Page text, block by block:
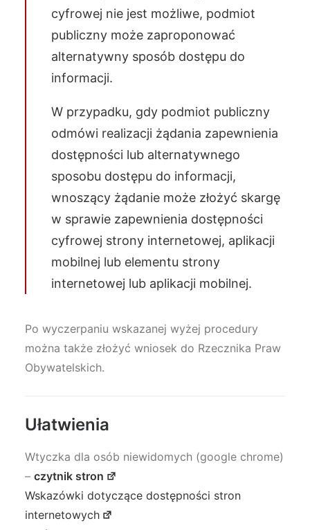
cyfrowej nie jest możliwe, podmiot
publiczny może zaproponować
alternatywny sposób dostępu do
informacji.
W przypadku, gdy podmiot publiczny
odmówi realizacji żądania zapewnienia
dostępności lub alternatywnego
sposobu dostępu do informacji,
wnoszący żądanie może złożyć skargę
w sprawie zapewnienia dostępności
cyfrowej strony internetowej, aplikacji
mobilnej lub elementu strony
internetowej lub aplikacji mobilnej.
Po wyczerpaniu wskazanej wyżej procedury
można także złożyć wniosek do Rzecznika Praw
Obywatelskich.
Ułatwienia
Wtyczka dla osób niewidomych (google chrome)
– czytnik stron
Wskazówki dotyczące dostępności stron
internetowych